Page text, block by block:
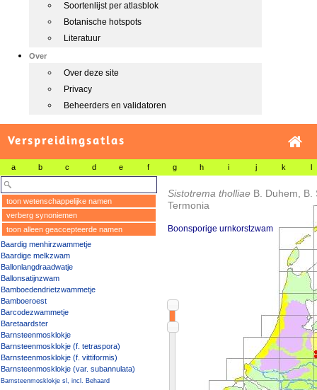
Soortenlijst per atlasblok
Botanische hotspots
Literatuur
Over
Over deze site
Privacy
Beheerders en validatoren
Verspreidingsatlas
a b c d e f g h i j k l
toon wetenschappelijke namen
verberg synoniemen
toon alleen geaccepteerde namen
Baardig menhirzwammetje
Baardige melkzwam
Ballonlangdraadwatje
Ballonsatijnzwam
Bamboedendrietzwammetje
Bamboeroest
Barcodezwammetje
Baretaardster
Barnsteenmosklokje
Barnsteenmosklokje (f. tetraspora)
Barnsteenmosklokje (f. vittiformis)
Barnsteenmosklokje (var. subannulata)
Barnsteenmosklokje sl, incl. Behaard
Sistotrema tholliae B. Duhem, B.
Termonia
Boonsporige urnkorstzwam